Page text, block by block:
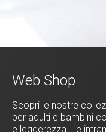
Web Shop
Scopri le nostre
per adulti e bambini
e leggerezza. Le